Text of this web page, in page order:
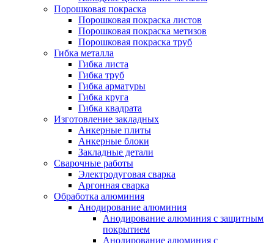
Порошковая покраска
Порошковая покраска листов
Порошковая покраска метизов
Порошковая покраска труб
Гибка металла
Гибка листа
Гибка труб
Гибка арматуры
Гибка круга
Гибка квадрата
Изготовление закладных
Анкерные плиты
Анкерные блоки
Закладные детали
Сварочные работы
Электродуговая сварка
Аргонная сварка
Обработка алюминия
Анодирование алюминия
Анодирование алюминия с защитным
покрытием
Анодирование алюминия с